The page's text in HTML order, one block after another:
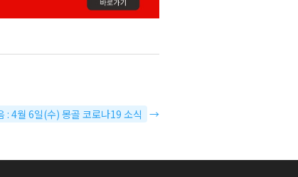
: 4월 6일(수) 몽골 코로나19 소식 →